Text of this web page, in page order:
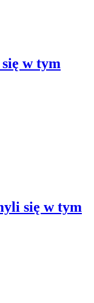
w tym
się w tym